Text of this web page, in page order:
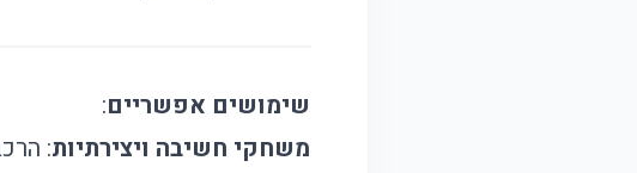
שימושים אפשריים:
משחקי חשיבה ויצירתיות: